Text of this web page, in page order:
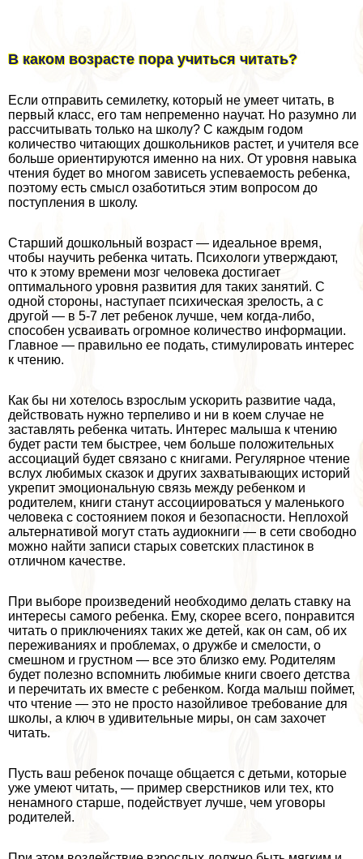
В каком возрасте пора учиться читать?
Если отправить семилетку, который не умеет читать, в
первый класс, его там непременно научат. Но разумно ли
рассчитывать только на школу? С каждым годом
количество читающих дошкольников растет, и учителя все
больше ориентируются именно на них. От уровня навыка
чтения будет во многом зависеть успеваемость ребенка,
поэтому есть смысл озаботиться этим вопросом до
поступления в школу.
Старший дошкольный возраст — идеальное время,
чтобы научить ребенка читать. Психологи утверждают,
что к этому времени мозг человека достигает
оптимального уровня развития для таких занятий. С
одной стороны, наступает психическая зрелость, а с
другой — в 5-7 лет ребенок лучше, чем когда-либо,
способен усваивать огромное количество информации.
Главное — правильно ее подать, стимулировать интерес
к чтению.
Как бы ни хотелось взрослым ускорить развитие чада,
действовать нужно терпеливо и ни в коем случае не
заставлять ребенка читать. Интерес малыша к чтению
будет расти тем быстрее, чем больше положительных
ассоциаций будет связано с книгами. Регулярное чтение
вслух любимых сказок и других захватывающих историй
укрепит эмоциональную связь между ребенком и
родителем, книги станут ассоциироваться у маленького
человека с состоянием покоя и безопасности. Неплохой
альтернативой могут стать аудиокниги — в сети свободно
можно найти записи старых советских пластинок в
отличном качестве.
При выборе произведений необходимо делать ставку на
интересы самого ребенка. Ему, скорее всего, понравится
читать о приключениях таких же детей, как он сам, об их
переживаниях и проблемах, о дружбе и смелости, о
смешном и грустном — все это близко ему. Родителям
будет полезно вспомнить любимые книги своего детства
и перечитать их вместе с ребенком. Когда малыш поймет,
что чтение — это не просто назойливое требование для
школы, а ключ в удивительные миры, он сам захочет
читать.
Пусть ваш ребенок почаще общается с детьми, которые
уже умеют читать, — пример сверстников или тех, кто
ненамного старше, подействует лучше, чем уговоры
родителей.